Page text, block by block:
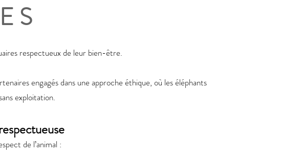
respectueux de leur bien-être.
engagés dans une approche éthique, où les éléphants
exploitation.
de l’animal :